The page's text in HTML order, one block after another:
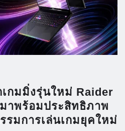
กมมิ่งรุ่นใหม่ Raider
าพร้อมประสิทธิภาพ
รมการเล่นเกมยุคใหม่